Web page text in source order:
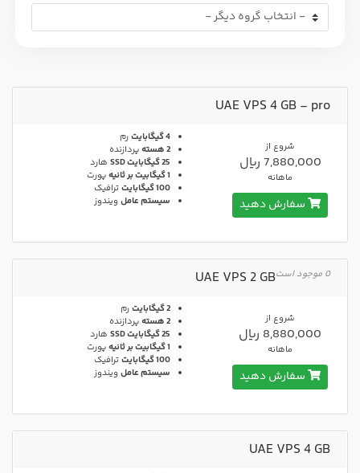
UAE VPS 4 GB - pro
4 گیگابایت
رم
2 هسته
پردازنده
25 گیگابایت SSD
هارد
1 گیگابیت بر ثانیه
پورت
100 گیگابایت
ترافیک
سیستم عاملویندوز
شروع از
7,880,000 ریال
ماهانه
سفارش دهید
UAE VPS 2 GB 0 موجود است
2 گیگابایت
رم
2 هسته
پردازنده
25 گیگابایت SSD
هارد
1 گیگابیت بر ثانیه
پورت
100 گیگابایت
ترافیک
سیستم عاملویندوز
شروع از
8,880,000 ریال
ماهانه
سفارش دهید
UAE VPS 4 GB